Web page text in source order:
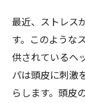
最近、ストレス
す。このような
供されているヘ
パは頭皮に刺激
らします。頭皮